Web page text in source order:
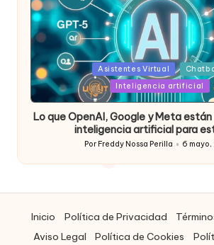
Posted
in
Asistentes Virtual
Inteligencia artificial
Lo que OpenAI, Google y Meta
inteligencia artificial para
Publicado
por
Por Freddy Nossa Perilla 6 mayo,
Inicio Política de Privacidad
Aviso Legal
Política de Cookies